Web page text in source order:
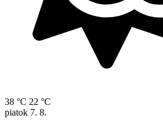
38 °C 22 °C
piatok 7. 8.